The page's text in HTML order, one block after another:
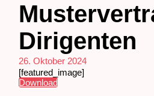
Dirigenten
26. Oktober 2024
[featured_image]
Download